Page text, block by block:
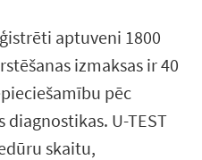
aptuveni 1800
izmaksas ir 40
pēc
U-TEST
skaitu,